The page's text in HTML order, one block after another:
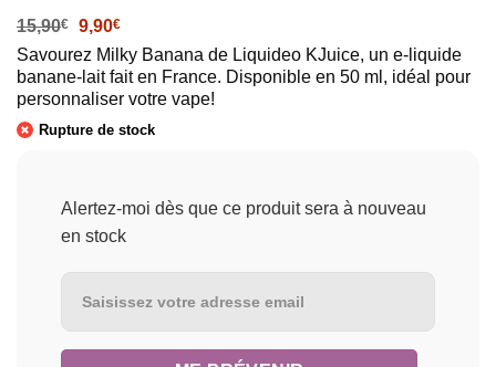
15,90€
Le
initial
était :
15,90€.
9,90€Le
actuel
est :
9,90€.
Savourez Milky Banana de Liquideo KJuice, un e-liquide
banane-lait fait en France. Disponible en 50 ml, idéal pour
personnaliser votre vape!
Rupture de stock
Alertez-moi dès que ce produit sera à nouveau
en stock